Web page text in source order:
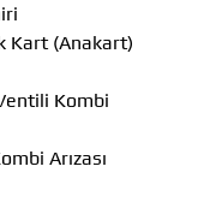
Kart (Anakart)
Kombi
Arızası